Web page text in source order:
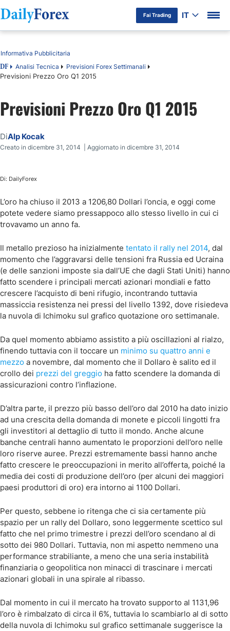
Fai Trading IT
Indice
DF Analisi Tecnica Previsioni Forex Settimanali
Previsioni Prezzo Oro Q1 2015
Informativa Pubblicitaria
Previsioni Prezzo Oro Q1 2015
DiAlp Kocak
Creato in dicembre 31, 2014 | Aggiornato in dicembre 31, 2014
Di: DailyForex
L’oro ha chiuso il 2013 a 1206,80 Dollari l’oncia, e oggi come
potete vedere siamo pressappoco allo stesso livello in cui ci
trovavamo un anno fa.
Il metallo prezioso ha inizialmente tentato il rally nel 2014, dal
momento che l’aggravarsi delle tensioni fra Russia ed Ucraina
(e delle sanzioni imposte sia dall’UE che dagli Stati Uniti) hanno
fatto scendere i principali mercati azionari mondiali e fatto
crescere l’acquisto di beni rifugio, incontrando tuttavia
massiccia resistenza nei pressi del livello 1392, dove risiedeva
la nuvola di Ichimoku sul grafico quotazione oro settimanale.
Da quel momento abbiamo assistito a più oscillazioni al rialzo,
finendo tuttavia con il toccare un minimo su quattro anni e
mezzo a novembre, dal momento che il Dollaro è salito ed il
crollo dei prezzi del greggio ha fatto scendere la domanda di
assicurazioni contro l’inflazione.
D’altra parte, il prezzo più basso dell’oro dal 2010 ha dato inizio
ad una crescita della domanda di monete e piccoli lingotti fra
gli investitori al dettaglio di tutto il mondo. Anche alcune
banche centrali hanno aumentato le proporzioni dell’oro nelle
loro riserve auree. Prezzi estremamente bassi hanno anche
fatto crescere le preoccupazioni in merito all’offerta, poiché la
media dei costi di produzione dell’oro (per alcuni dei maggiori
paesi produttori di oro) era intorno ai 1100 Dollari.
Per questo, sebbene io ritenga che ci sia certamente più
spazio per un rally del Dollaro, sono leggermente scettico sul
fatto che nel primo trimestre i prezzi dell’oro scendano al di
sotto dei 980 Dollari. Tuttavia, non mi aspetto nemmeno una
performance strabiliante, a meno che una seria instabilità
finanziaria o geopolitica non minacci di trascinare i mercati
azionari globali in una spirale al ribasso.
Dal momento in cui il mercato ha trovato supporto al 1131,96
l’oro è rimbalzato di circa il 6%, tuttavia lo scambiarlo al di sotto
della nuvola di Ichimoku sul grafico settimanale suggerisce la